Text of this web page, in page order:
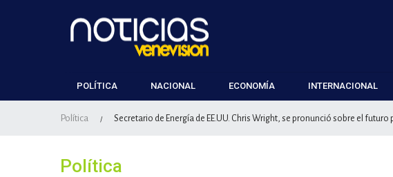
POLÍTICA NACIONAL ECONOMÍA INTERNACIONAL
Política / Secretario de Energía de EE.UU. Chris Wright, se pronunció sobre el
Política